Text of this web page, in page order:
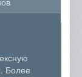
Более